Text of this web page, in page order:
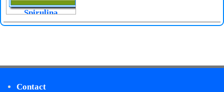
Spirulina
Contact